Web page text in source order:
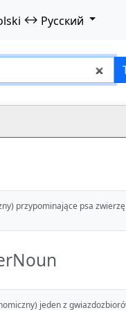
↔ Русский
przypominające psa
jeden z